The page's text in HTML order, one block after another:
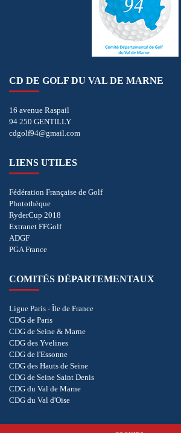
CD DE GOLF DU VAL DE MARNE
16 avenue Raspail
94 250 GENTILLY
cdgolf94@gmail.com
LIENS UTILES
Fédération Française de Golf
Photothèque
RyderCup 2018
Extranet FFGolf
ADGF
PGA France
COMITÉS DÉPARTEMENTAUX
Ligue Paris - Île de France
CDG de Paris
CDG de Seine & Marne
CDG des Yvelines
CDG de l'Essonne
CDG des Hauts de Seine
CDG de Seine Saint Denis
CDG du Val de Marne
CDG du Val d'Oise